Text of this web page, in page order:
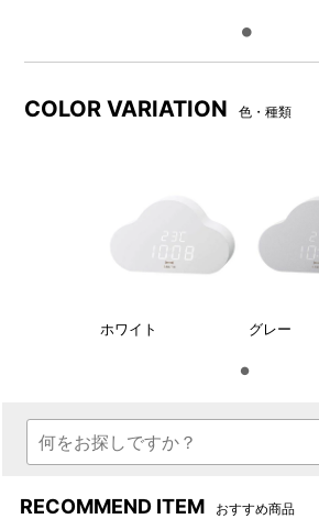
時刻(10秒間)→日付(2秒間)の表示を繰り返
示させることができます。
COLOR VARIATION 色・種類
ホワイト グレー
RECOMMEND ITEM おすすめ商品